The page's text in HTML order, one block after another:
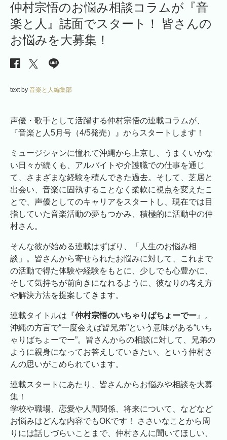
仲村宗悟のお悩み相談コラムが『音
楽と人』誌面でスタート！ 皆さんの
お悩みを大募集！
text by 音楽と人編集部
声優・歌手として活躍する仲村宗悟の連載コラムが、
『音楽と人5月号（4/5発売）』からスタートします！
ミュージシャンに憧れて沖縄から上京し、うまくいかな
い日々が続くも、アルバイトや介護職での仕事を通じ
て、さまざまな経験を積んできた過去。そして、芝居と
出会い、音楽に固執することなく柔軟に視点を変えたこ
とで、声優としてのキャリアをスタートし、現在では目
指していた音楽活動の夢もつかみ、積極的に活動中の仲
村さん。
そんな彼が始める連載はずばり、「人生のお悩み相
談」。皆さんから寄せられたお悩みに対して、これまで
の活動で得た体験や経験をもとに、少しでも心豊かに、
そして気持ちが前向きになれるように、彼なりの考え方
や解決方法を提案してきます。
連載タイトルは『仲村宗悟のいちゃりばちょーでー 』。
沖縄の方言で“一度会えば皆兄弟”という意味がある“いち
ゃりばちょーでー”。皆さんからの相談に対して、兄弟の
ように親身になってお答えしていきたい、という仲村さ
んの思いがこめられています。
連載スタートにあたり、皆さんからお悩みや相談を大募
集！
学校や職場、恋愛や人間関係、将来について、などなど
お悩みはどんな内容でもOKです！ ささいなことから周
りには話しづらいことまで、仲村さんに聞いてほしい、